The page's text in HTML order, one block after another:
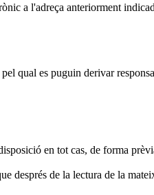
a l'adreça anteriorment
qual es puguin derivar
en tot cas, de forma
després de la lectura de la